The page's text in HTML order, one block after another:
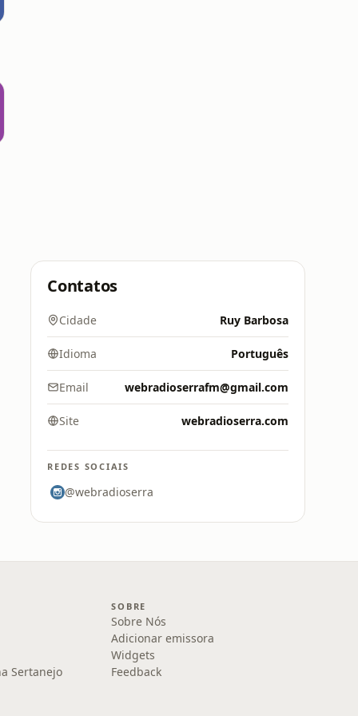
Contatos
Cidade Ruy Barbosa
Idioma Português
Email webradioserrafm@gmail.com
Site webradioserra.com
REDES SOCIAIS
@webradioserra
Sertanejo
SOBRE
Sobre Nós
Adicionar emissora
Widgets
Feedback